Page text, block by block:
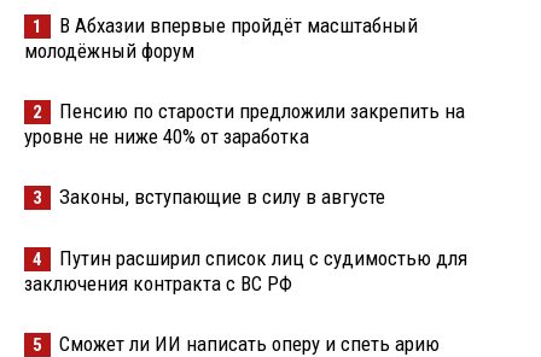
1
В Абхазии впервые пройдёт масштабный
молодёжный форум
2
Пенсию по старости предложили закрепить на
уровне не ниже 40% от заработка
3 Законы, вступающие в силу в августе
4
Путин расширил список лиц с судимостью для
заключения контракта с ВС РФ
5 Сможет ли ИИ написать оперу и спеть арию